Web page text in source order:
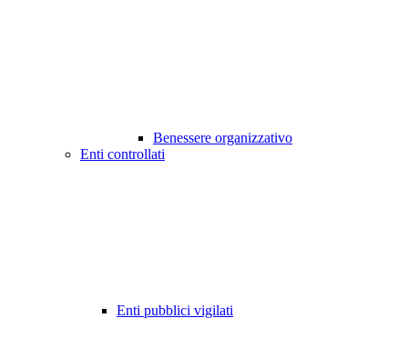
Benessere organizzativo
Enti controllati
Enti pubblici vigilati